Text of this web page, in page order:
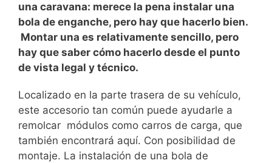
una caravana: merece la pena instalar una
bola de enganche, pero hay que hacerlo bien.
Montar una es relativamente sencillo, pero
hay que saber cómo hacerlo desde el punto
de vista legal y técnico.
Localizado en la parte trasera de su vehículo,
este accesorio tan común puede ayudarle a
remolcar módulos como carros de carga, que
también encontrará aquí. Con posibilidad de
montaje. La instalación de una bola de